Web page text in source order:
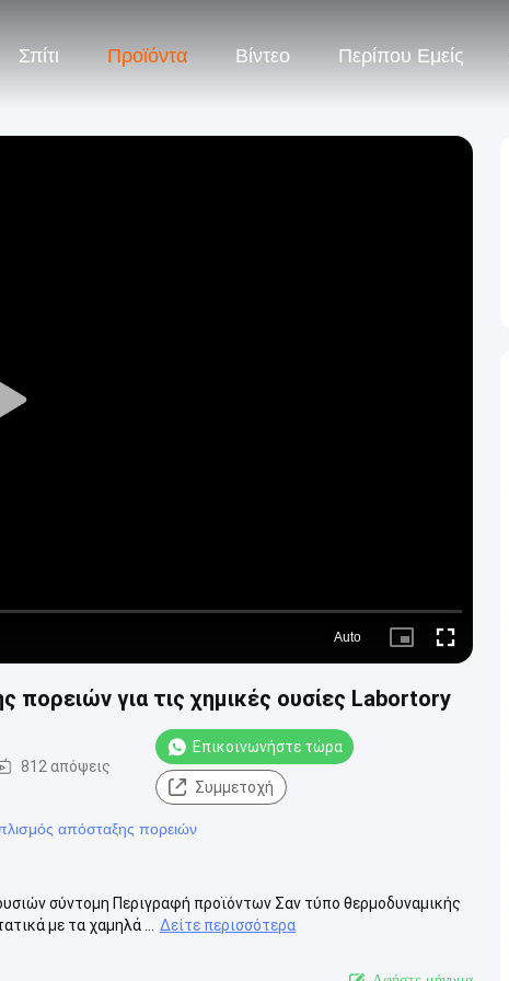
Σπίτι Προϊόντα Βίντεο Περίπου Εμείς
Play
Auto
Picture- Fullscreen
για τις χημικές ουσίες Labortory
812 απόψεις
Επικοινωνήστε τώρα
Συμμετοχή
απόσταξης πορειών
σύντομη Περιγραφή προϊόντων Σαν τύπο θερμοδυναμικής
με τα χαμηλά ...
Δείτε περισσότερα